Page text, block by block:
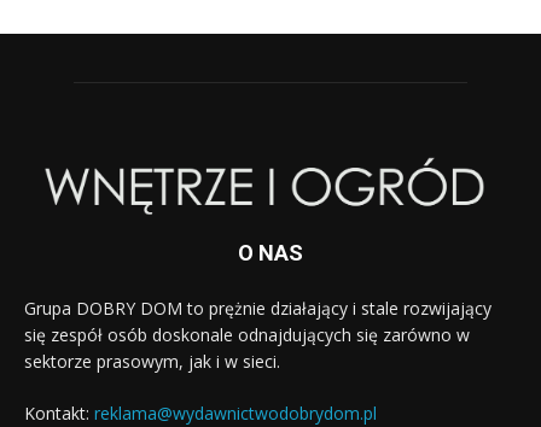
O NAS
Grupa DOBRY DOM to prężnie działający i stale rozwijający
się zespół osób doskonale odnajdujących się zarówno w
sektorze prasowym, jak i w sieci.
Kontakt: reklama@wydawnictwodobrydom.pl